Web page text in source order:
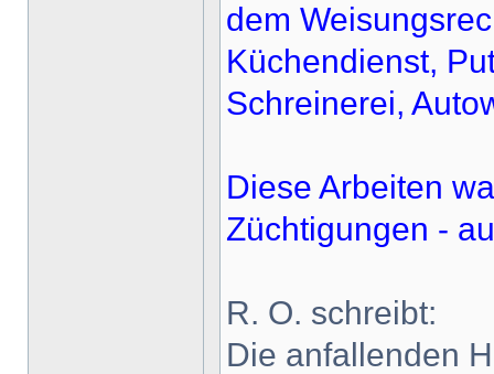
dem
Küchendienst,
Schreinerei,
Diese Arbeiten
Züchtigungen -
R. O. schreibt:
Die anfallenden